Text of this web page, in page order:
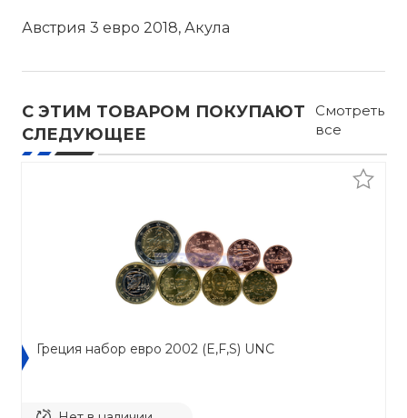
Австрия 3 евро 2018, Акула
С ЭТИМ ТОВАРОМ ПОКУПАЮТ
СЛЕДУЮЩЕЕ
Смотреть
все
Греция набор евро 2002 (E,F,S) UNC